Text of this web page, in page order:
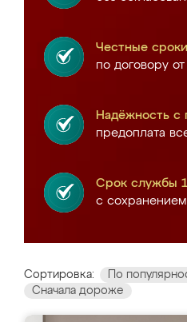
Честные сроки
по договору
Надёжность с
предоплата
Срок службы
с сохранением
Сортировка: По
Сначала дороже